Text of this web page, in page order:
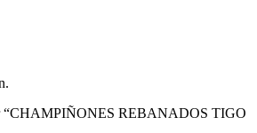
“CHAMPIÑONES REBANADOS TIGO